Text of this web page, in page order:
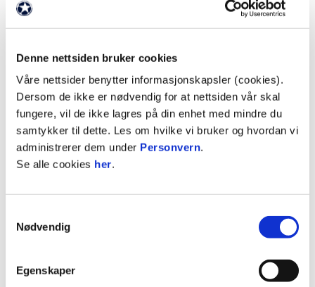
Denne nettsiden bruker cookies
Våre nettsider benytter informasjonskapsler (cookies).
Dersom de ikke er nødvendig for at nettsiden vår skal
fungere, vil de ikke lagres på din enhet med mindre du
samtykker til dette. Les om hvilke vi bruker og hvordan vi
administrerer dem under Personvern.
Se alle cookies her.
Nødvendig
Egenskaper
Facebook